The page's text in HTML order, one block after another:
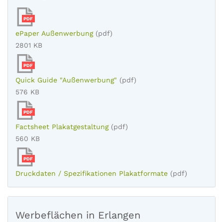
PDF
ePaper Außenwerbung (pdf)
2801 KB
PDF
Quick Guide "Außenwerbung" (pdf)
576 KB
PDF
Factsheet Plakatgestaltung (pdf)
560 KB
PDF
Druckdaten / Spezifikationen Plakatformate (pdf)
Werbeflächen in Erlangen